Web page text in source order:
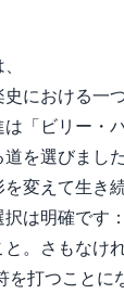
における一
は「ビリー・
を選びまし
変えて生き
は明確です
。さもなけれ
打つことに